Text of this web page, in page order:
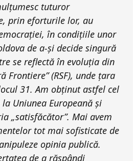
tuturor
prin eforturile lor, au
în condițiile unor
de a-și decide singură
se reflectă în evoluția din
(RSF), unde țara
31. Am obținut astfel cel
Uniunea Europeană și
„satisfăcător”. Mai avem
tot mai sofisticate de
opinia publică.
de a răspândi